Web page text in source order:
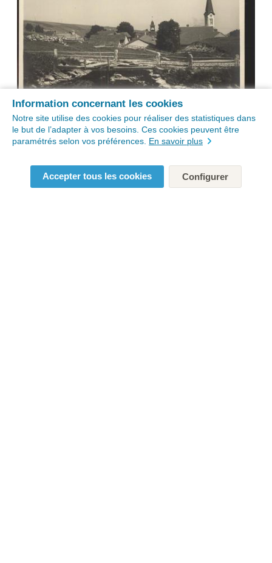
Information concernant les cookies
Notre site utilise des cookies pour réaliser des statistiques dans
le but de l’adapter à vos besoins. Ces cookies peuvent être
paramétrés selon vos préférences. En savoir plus
Accepter tous les cookies Configurer